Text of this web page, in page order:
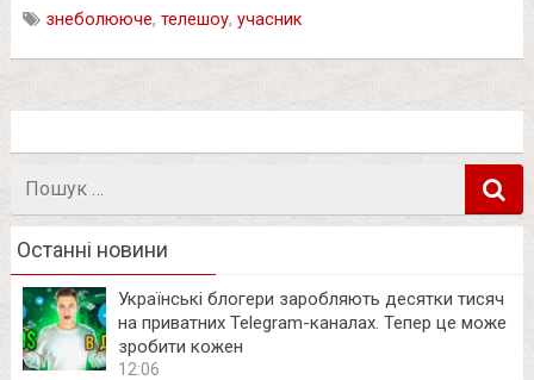
знеболююче, телешоу, учасник
Останні новини
Українські блогери заробляють десятки тисяч
на приватних Telegram-каналах. Тепер це може
зробити кожен
12:06